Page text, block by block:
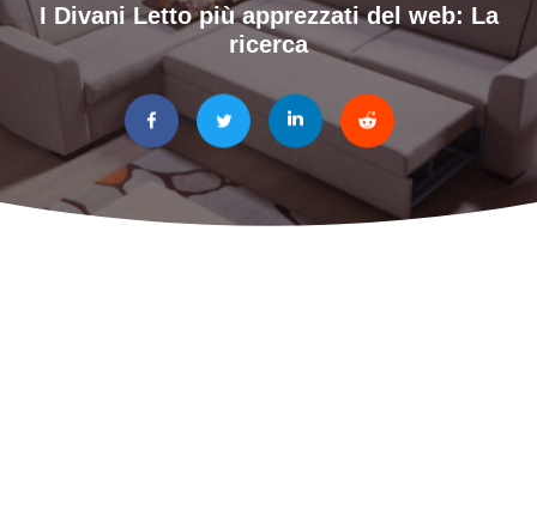
I Divani Letto più apprezzati del web: La
ricerca